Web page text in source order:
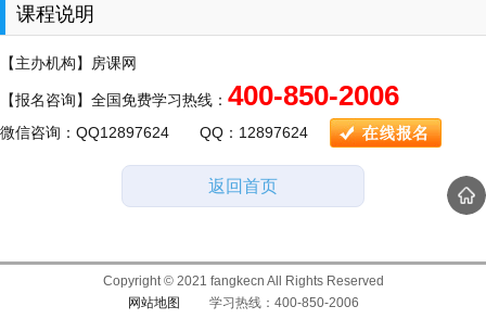
课程说明
【主办机构】房课网
【报名咨询】全国免费学习热线： 400-850-2006
微信咨询：QQ12897624 QQ：12897624
返回首页
Copyright © 2021 fangkecn All Rights Reserved
网站地图 学习热线：400-850-2006